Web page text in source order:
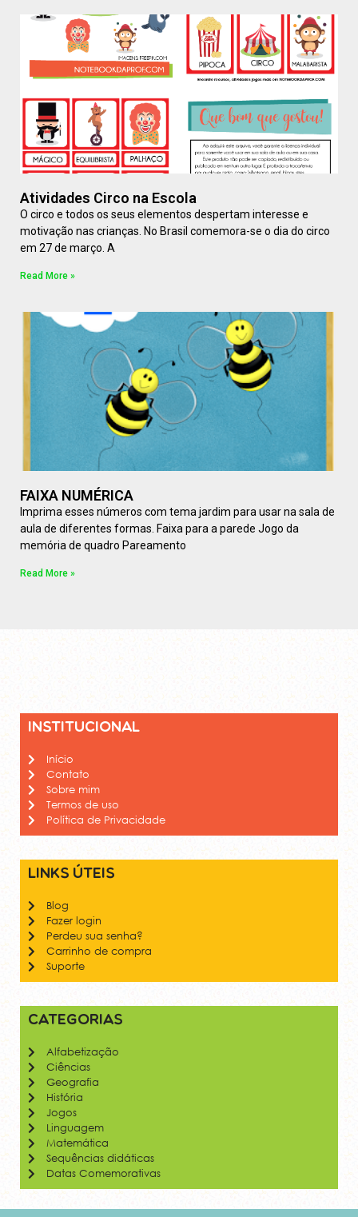
Atividades Circo na Escola
O circo e todos os seus elementos despertam interesse e
motivação nas crianças. No Brasil comemora-se o dia do circo
em 27 de março. A
Read More »
FAIXA NUMÉRICA
Imprima esses números com tema jardim para usar na sala de
aula de diferentes formas. Faixa para a parede Jogo da
memória de quadro Pareamento
Read More »
Institucional
Início
Contato
Sobre mim
Termos de uso
Política de Privacidade
Links úteis
Blog
Fazer login
Perdeu sua senha?
Carrinho de compra
Suporte
Categorias
Alfabetização
Ciências
Geografia
História
Jogos
Linguagem
Matemática
Sequências didáticas
Datas Comemorativas